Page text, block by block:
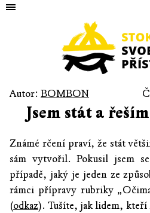
Autor: BOMBON
Jsem stát a
Známé rčení praví, že stát
sám vytvořil. Pokusil jsem
případě, jaký je jeden ze
rámci přípravy rubriky
(odkaz). Tušíte, jak lidem,